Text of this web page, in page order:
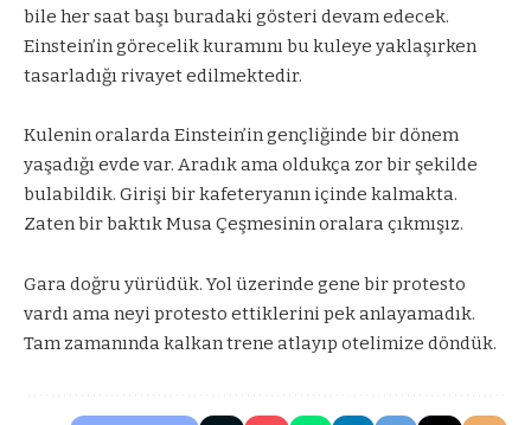
bile her saat başı buradaki gösteri devam edecek.
Einstein’in görecelik kuramını bu kuleye yaklaşırken
tasarladığı rivayet edilmektedir.
Kulenin oralarda Einstein’in gençliğinde bir dönem
yaşadığı evde var. Aradık ama oldukça zor bir şekilde
bulabildik. Girişi bir kafeteryanın içinde kalmakta.
Zaten bir baktık Musa Çeşmesinin oralara çıkmışız.
Gara doğru yürüdük. Yol üzerinde gene bir protesto
vardı ama neyi protesto ettiklerini pek anlayamadık.
Tam zamanında kalkan trene atlayıp otelimize döndük.